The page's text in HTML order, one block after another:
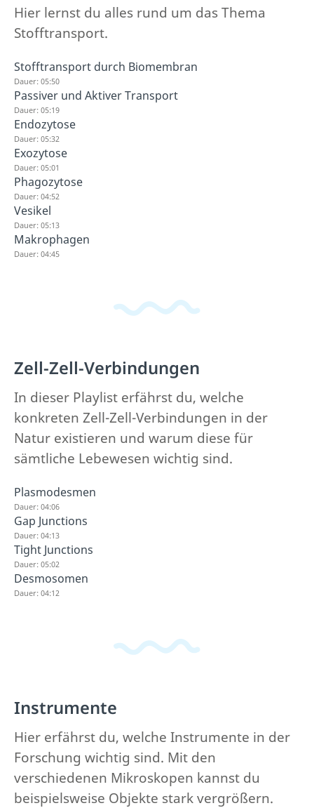
Hier lernst du alles rund um das Thema
Stofftransport.
Stofftransport durch Biomembran
Dauer: 05:50
Passiver und Aktiver Transport
Dauer: 05:19
Endozytose
Dauer: 05:32
Exozytose
Dauer: 05:01
Phagozytose
Dauer: 04:52
Vesikel
Dauer: 05:13
Makrophagen
Dauer: 04:45
Zell-Zell-Verbindungen
In dieser Playlist erfährst du, welche
konkreten Zell-Zell-Verbindungen in der
Natur existieren und warum diese für
sämtliche Lebewesen wichtig sind.
Plasmodesmen
Dauer: 04:06
Gap Junctions
Dauer: 04:13
Tight Junctions
Dauer: 05:02
Desmosomen
Dauer: 04:12
Instrumente
Hier erfährst du, welche Instrumente in der
Forschung wichtig sind. Mit den
verschiedenen Mikroskopen kannst du
beispielsweise Objekte stark vergrößern.